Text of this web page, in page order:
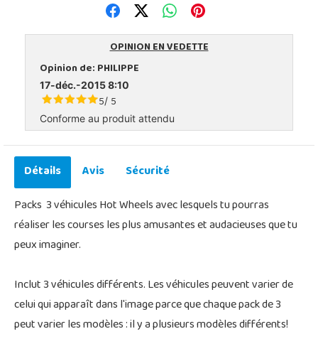
OPINION EN VEDETTE
Opinion de:PHILIPPE
17-déc.-2015 8:10
5/ 5
Conforme au produit attendu
Détails Avis
Sécurité
Packs 3 véhicules Hot Wheels avec lesquels tu pourras
réaliser les courses les plus amusantes et audacieuses que tu
peux imaginer.
Inclut 3 véhicules différents. Les véhicules peuvent varier de
celui qui apparaît dans l'image parce que chaque pack de 3
peut varier les modèles : il y a plusieurs modèles différents!